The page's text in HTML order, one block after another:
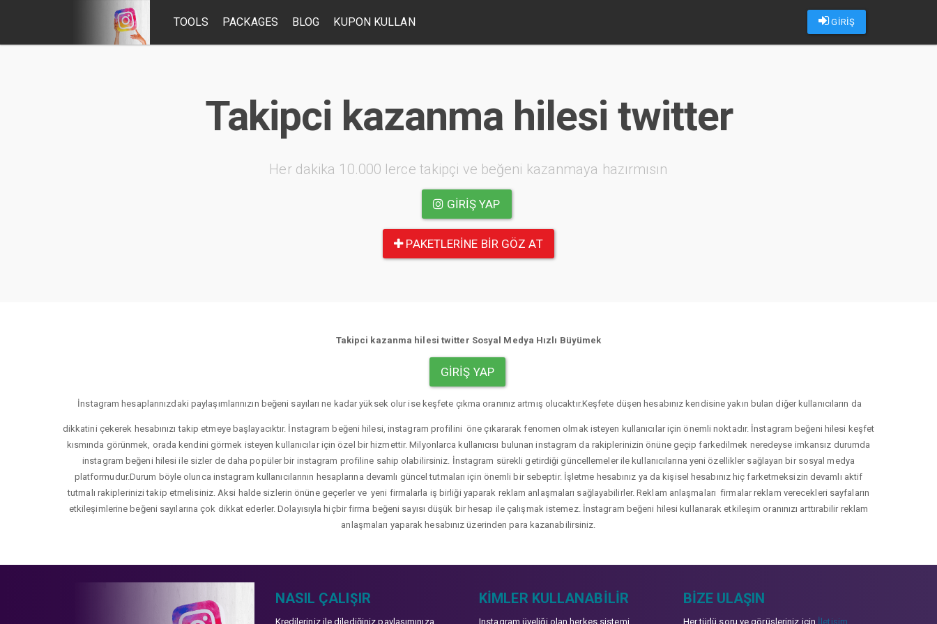
GİRİŞ
TOOLS PACKAGES BLOG KUPON KULLAN
Takipci kazanma hilesi twitter
Her dakika 10.000 lerce takipçi ve beğeni kazanmaya hazırmısın
GIRIŞ YAP
PAKETLERINE BIR GÖZ AT
Takipci kazanma hilesi twitter Sosyal Medya Hızlı Büyümek
GIRIŞ YAP
İnstagram hesaplarınızdaki paylaşımlarınızın beğeni sayıları ne kadar yüksek olur ise keşfete çıkma oranınız artmış olucaktır.Keşfete düşen hesabınız kendisine yakın bulan diğer kullanıcıların da
dikkatini çekerek hesabınızı takip etmeye başlayacıktır. İnstagram beğeni hilesi, instagram profilini öne çıkararak fenomen olmak isteyen kullanıcılar için önemli noktadır. İnstagram beğeni hilesi keşfet
kısmında görünmek, orada kendini görmek isteyen kullanıcılar için özel bir hizmettir. Milyonlarca kullanıcısı bulunan instagram da rakiplerinizin önüne geçip farkedilmek neredeyse imkansız durumda
instagram beğeni hilesi ile sizler de daha popüler bir instagram profiline sahip olabilirsiniz. İnstagram sürekli getirdiği güncellemeler ile kullanıcılarına yeni özellikler sağlayan bir sosyal medya
platformudur.Durum böyle olunca instagram kullanıcılarının hesaplarına devamlı güncel tutmaları için önemli bir sebeptir. İşletme hesabınız ya da kişisel hesabınız hiç farketmeksizin devamlı aktif
tutmalı rakiplerinizi takip etmelisiniz. Aksi halde sizlerin önüne geçerler ve yeni firmalarla iş birliği yaparak reklam anlaşmaları sağlayabilirler. Reklam anlaşmaları firmalar reklam verecekleri sayfaların
etkileşimlerine beğeni sayılarına çok dikkat ederler. Dolayısıyla hiçbir firma beğeni sayısı düşük bir hesap ile çalışmak istemez. İnstagram beğeni hilesi kullanarak etkileşim oranınızı arttırabilir reklam
anlaşmaları yaparak hesabınız üzerinden para kazanabilirsiniz.
NASIL ÇALIŞIR
Kredileriniz ile dilediğiniz paylaşımınıza
KIMLER KULLANABILIR
Instagram üyeliği olan herkes sistemi
BIZE ULAŞIN
Her türlü soru ve görüşleriniz için İletişim